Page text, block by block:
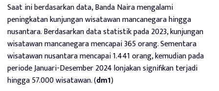
Saat ini berdasarkan data, Banda Naira mengalami
peningkatan kunjungan wisatawan mancanegara hingga
nusantara. Berdasarkan data statistik pada 2023, kunjungan
wisatawan mancanegara mencapai 365 orang. Sementara
wisatawan nusantara mencapai 1.441 orang, kemudian pada
periode Januari-Desember 2024 lonjakan signifikan terjadi
hingga 57.000 wisatawan. (dm1)